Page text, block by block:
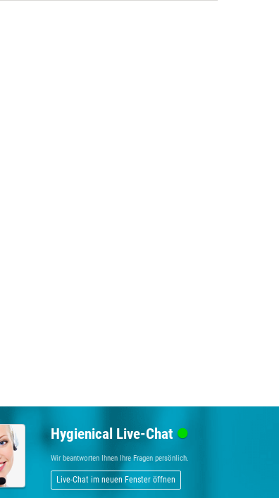
Hygienical Live-Chat
Wir beantworten Ihnen Ihre Fragen persönlich.
Live-Chat im neuen Fenster öffnen